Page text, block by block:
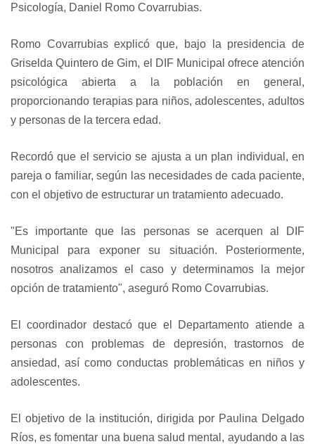
Psicología, Daniel Romo Covarrubias.
Romo Covarrubias explicó que, bajo la presidencia de
Griselda Quintero de Gim, el DIF Municipal ofrece atención
psicológica abierta a la población en general,
proporcionando terapias para niños, adolescentes, adultos
y personas de la tercera edad.
Recordó que el servicio se ajusta a un plan individual, en
pareja o familiar, según las necesidades de cada paciente,
con el objetivo de estructurar un tratamiento adecuado.
"Es importante que las personas se acerquen al DIF
Municipal para exponer su situación. Posteriormente,
nosotros analizamos el caso y determinamos la mejor
opción de tratamiento", aseguró Romo Covarrubias.
El coordinador destacó que el Departamento atiende a
personas con problemas de depresión, trastornos de
ansiedad, así como conductas problemáticas en niños y
adolescentes.
El objetivo de la institución, dirigida por Paulina Delgado
Ríos, es fomentar una buena salud mental, ayudando a las